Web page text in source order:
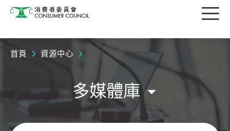
消費者委員會 目
首頁 資源中心
多媒體庫